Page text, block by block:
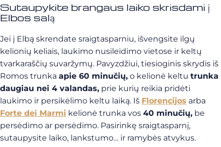
Sutaupykite brangaus laiko skrisdami į
Elbos salą
Jei į Elbą skrendate sraigtasparniu, išvengsite ilgų
kelionių keliais, laukimo nusileidimo vietose ir keltų
tvarkaraščių suvaržymų. Pavyzdžiui, tiesioginis skrydis iš
Romos trunka apie 60 minučių, o kelionė keltu trunka
daugiau nei 4 valandas, prie kurių reikia pridėti
laukimo ir persikėlimo keltu laiką. Iš Florencijos arba
Forte dei Marmi kelionė trunka vos 40 minučių, be
persėdimo ar persėdimo. Pasirinkę sraigtasparnį,
sutaupysite laiko, lankstumo… ir ramybės atvykus.